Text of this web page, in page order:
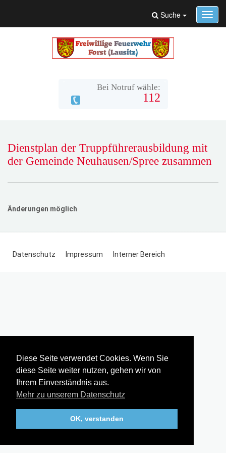
Diese Seite verwendet Cookies. Wenn Sie
diese Seite weiter nutzen, gehen wir von
Ihrem Einverständnis aus.
Mehr zu unserem Datenschutz
OK, verstanden
Suche
Bei Notruf wähle:
112
Dienstplan der Truppführerausbildung mit
der Gemeinde Neuhausen/Spree zusammen
Änderungen möglich
Datenschutz Impressum Interner Bereich